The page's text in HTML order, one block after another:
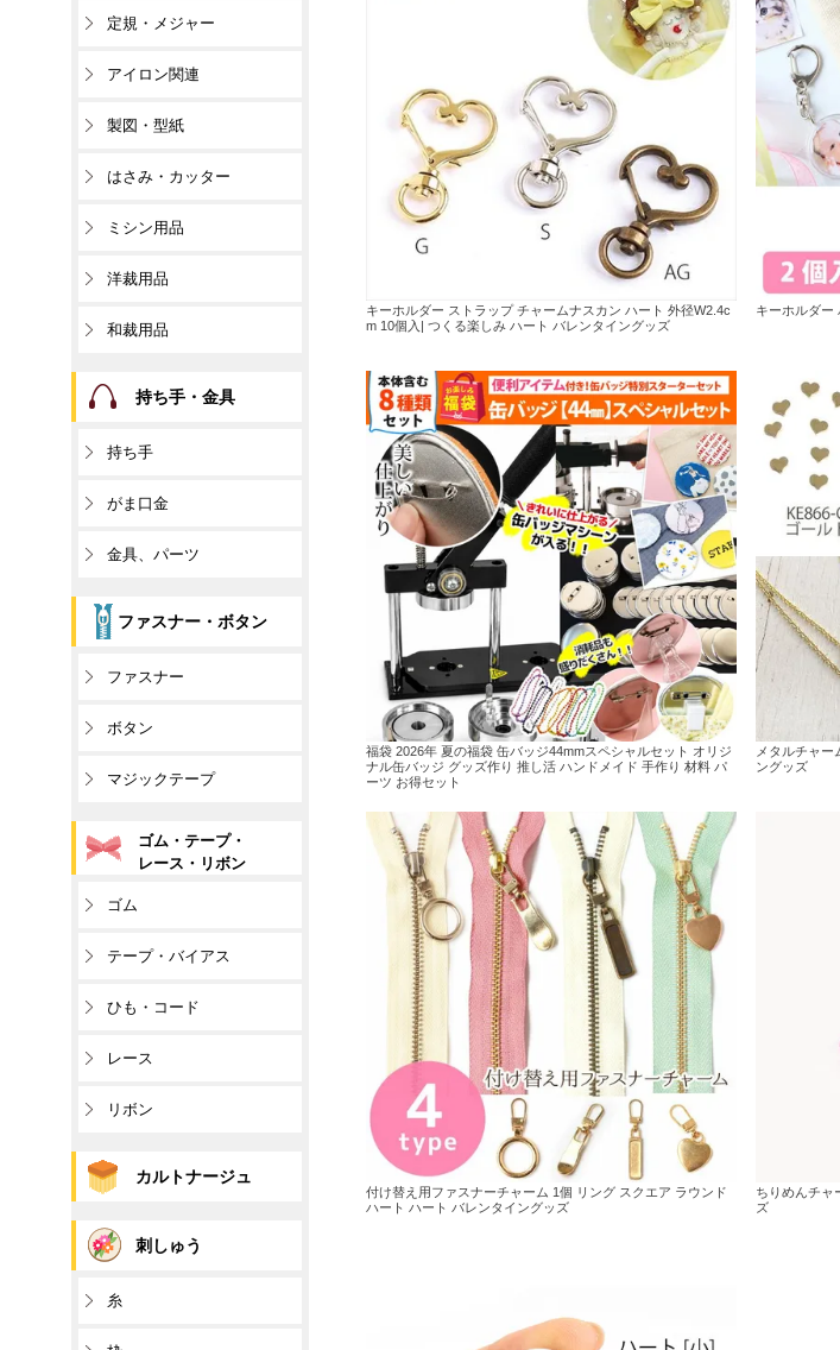
キーホルダー ストラップ チャームナスカン ハート 外径W2.4c
m 10個入| つくる楽しみ ハート バレンタイングッズ
キーホルダー
福袋 2026年 夏の福袋 缶バッジ44mmスペシャルセット オリジ
ナル缶バッジ グッズ作り 推し活 ハンドメイド 手作り 材料 パ
ーツ お得セット
メタルチャー
ングッズ
付け替え用ファスナーチャーム 1個 リング スクエア ラウンド
ハート ハート バレンタイングッズ
ちりめんチャ
ズ
定規・メジャー
アイロン関連
製図・型紙
はさみ・カッター
ミシン用品
洋裁用品
和裁用品
持ち手・金具
持ち手
がま口金
金具、パーツ
ファスナー・ボタン
ファスナー
ボタン
マジックテープ
ゴム・テープ・
レース・リボン
ゴム
テープ・バイアス
ひも・コード
レース
リボン
カルトナージュ
刺しゅう
糸